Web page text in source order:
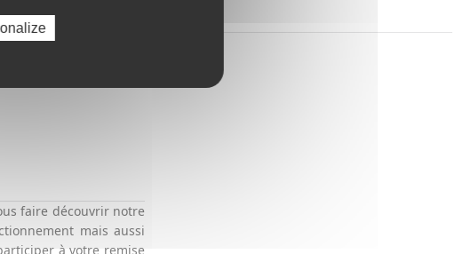
faire découvrir notre
mais aussi
à votre remise